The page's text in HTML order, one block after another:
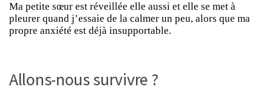
Ma petite sœur est réveillée elle aussi et elle se met à
pleurer quand j’essaie de la calmer un peu, alors que ma
propre anxiété est déjà insupportable.
Allons-nous survivre ?